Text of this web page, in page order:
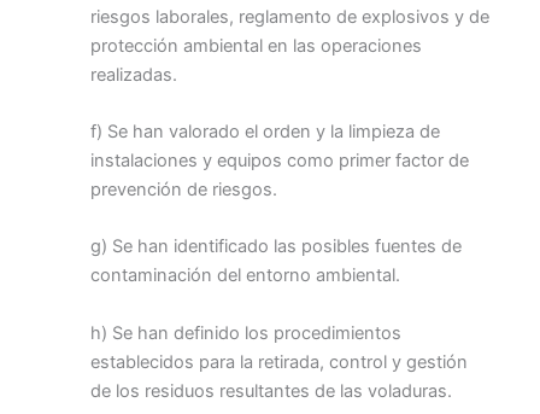
riesgos laborales, reglamento de explosivos y de
protección ambiental en las operaciones
realizadas.
f) Se han valorado el orden y la limpieza de
instalaciones y equipos como primer factor de
prevención de riesgos.
g) Se han identificado las posibles fuentes de
contaminación del entorno ambiental.
h) Se han definido los procedimientos
establecidos para la retirada, control y gestión
de los residuos resultantes de las voladuras.